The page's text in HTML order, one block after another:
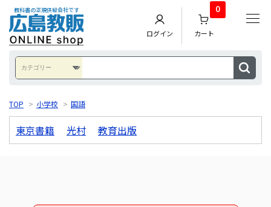
教科書の正規供給会社です
ログイン カート
0
TOP > 小学校 > 国語
東京書籍 光村 教育出版